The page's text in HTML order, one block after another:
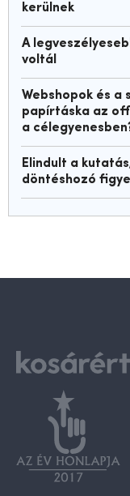
kerülnek
A
voltál
Webshopok és
papírtáska az
a
Elindult a
döntéshozó figyel